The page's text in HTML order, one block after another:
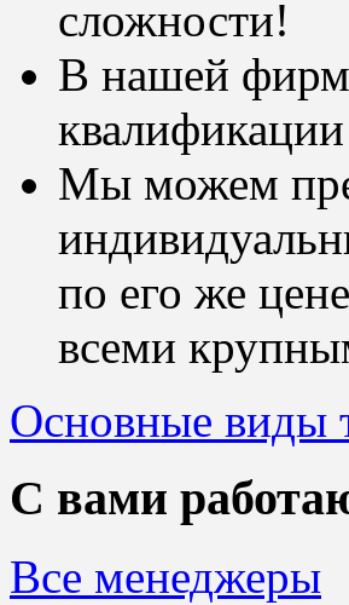
сложности!
В нашей
квалификации
Мы можем
по его же
всеми
Основные виды
С вами
Все менеджеры